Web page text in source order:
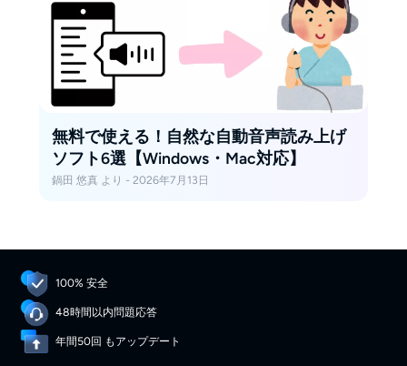
無料で使える！自然な自動音声読み上げ
ソフト6選【Windows・Mac対応】
鍋田 悠真 より - 2026年7月13日
100% 安全
48時間以内問題応答
年間50回 もアップデート